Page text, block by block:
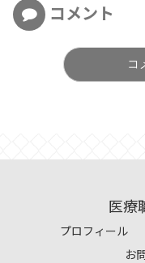
コメント
コ
医療
プロフィール
お